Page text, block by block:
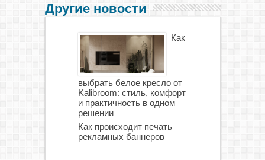
Другие новости
Как
выбрать белое кресло от
Kalibroom: стиль, комфорт
и практичность в одном
решении
Как происходит печать
рекламных баннеров